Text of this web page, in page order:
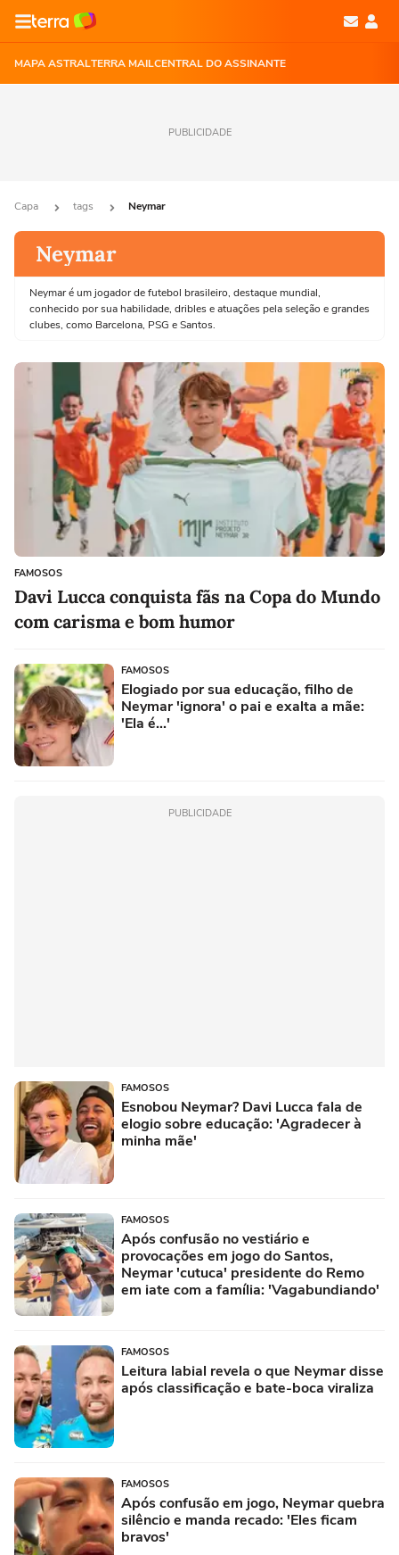
MAPA ASTRALTERRA MAILCENTRAL DO ASSINANTE
PUBLICIDADE
Capa tags Neymar
Neymar
Neymar é um jogador de futebol brasileiro, destaque mundial,
conhecido por sua habilidade, dribles e atuações pela seleção e grandes
clubes, como Barcelona, PSG e Santos.
FAMOSOS
Davi Lucca conquista fãs na Copa do Mundo
com carisma e bom humor
FAMOSOS
Elogiado por sua educação, filho de
Neymar 'ignora' o pai e exalta a mãe:
'Ela é...'
PUBLICIDADE
FAMOSOS
Esnobou Neymar? Davi Lucca fala de
elogio sobre educação: 'Agradecer à
minha mãe'
FAMOSOS
Após confusão no vestiário e
provocações em jogo do Santos,
Neymar 'cutuca' presidente do Remo
em iate com a família: 'Vagabundiando'
FAMOSOS
Leitura labial revela o que Neymar disse
após classificação e bate-boca viraliza
FAMOSOS
Após confusão em jogo, Neymar quebra
silêncio e manda recado: 'Eles ficam
bravos'